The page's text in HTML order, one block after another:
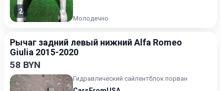
2
Молодечно
Рычаг задний левый нижний Alfa Romeo
Giulia 2015-2020
58 BYN
Гидравлический сайлентблок порван